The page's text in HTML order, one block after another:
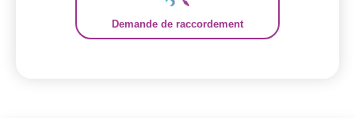
Demande de raccordement